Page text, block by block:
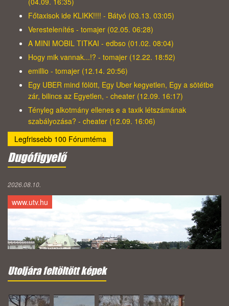
Főtaxisok ide KLIKK!!!! - Bátyó (03.13. 03:05)
Verestelenítés - tomajer (02.05. 06:28)
A MINI MOBIL TITKAI - edbso (01.02. 08:04)
Hogy mik vannak...!? - tomajer (12.22. 18:52)
emillio - tomajer (12.14. 20:56)
Egy UBER mind fölött, Egy Uber kegyetlen, Egy a sötétbe
zár, bilincs az Egyetlen, - cheater (12.09. 16:17)
Tényleg alkotmány ellenes e a taxik létszámának
szabályozása? - cheater (12.09. 16:06)
Legfrissebb 100 Fórumtéma
Dugófigyelő
2026.08.10.
www.utv.hu
Utoljára feltöltött képek